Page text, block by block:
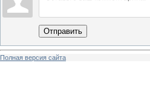
Отправить
Полная версия сайта